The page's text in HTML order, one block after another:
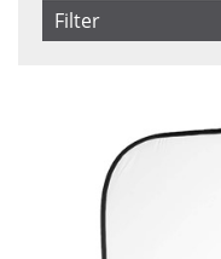
Filter
Snart på lager